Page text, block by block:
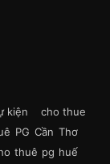
kiện
cho thue
PG Cần Thơ
thuê pg huế